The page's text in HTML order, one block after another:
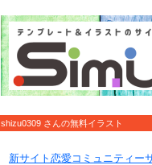
shizu0309 さんの無料イラスト
新サイト恋愛コミュニティー